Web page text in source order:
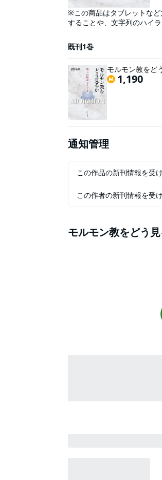
※この商品はタブレットな
することや、文字列のハイ
「モルモン教」は創始から
し、彼らの中からも元信徒
の一部なのである。（ユダ
てているようであるが。）
あるように、アメリカでも
ーターによる聖典言語の解
教」「大統領を目指したモ
取り的な書物・映画・テレ
モン教」に入信・受洗され
後、日本で大学の先生とし
ざまな側面について多様な
者の中に、伝道者からでは
合、本書は絶好の書である
書の一環として使用したり
既刊1巻
モルモン教を
1,190
通知管理
この作品の新刊情報を受
この作者の新刊情報を受
モルモン教をどう